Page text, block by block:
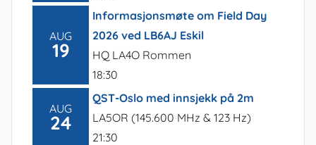
AUG
19
Informasjonsmøte om Field Day
2026 ved LB6AJ Eskil
HQ LA4O Rommen
18:30
AUG
24
QST-Oslo med innsjekk på 2m
LA5OR (145.600 MHz & 123 Hz)
21:30